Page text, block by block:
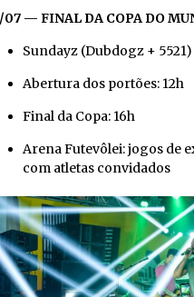
07 — FINAL DA COPA DO
Sundayz (Dubdogz + 5521)
Abertura dos portões: 12h
Final da Copa: 16h
Arena Futevôlei: jogos de
com atletas convidados